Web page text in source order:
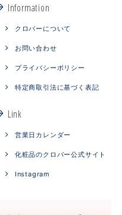
Information
クロバーについて
お問い合わせ
プライバシーポリシー
特定商取引法に基づく表記
Link
営業日カレンダー
化粧品のクロバー公式サイト
Instagram